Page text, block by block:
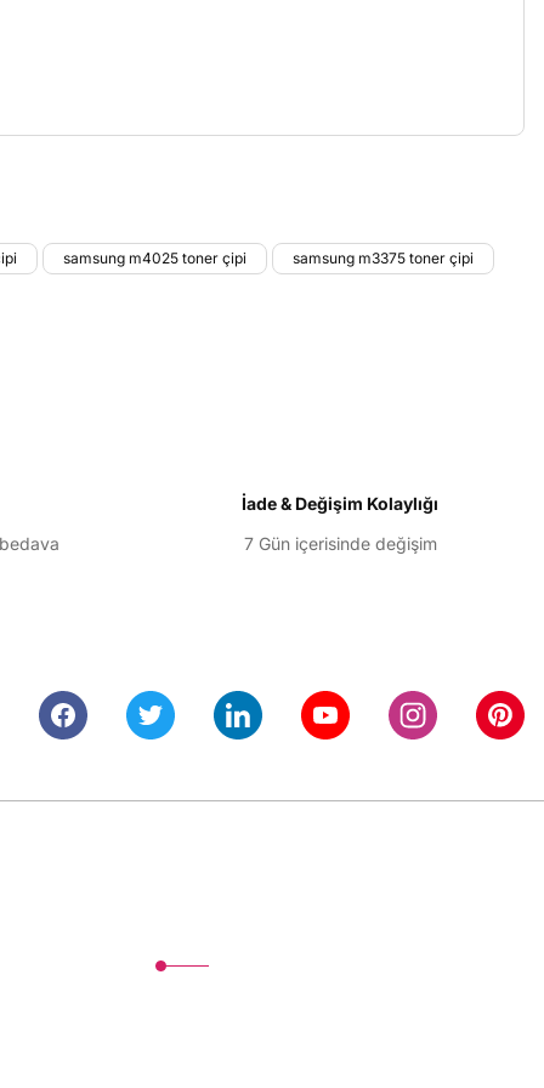
samsung m4025 toner çipi
samsung m3375 toner çipi
İade & Değişim Kolaylığı
7 Gün içerisinde değişim